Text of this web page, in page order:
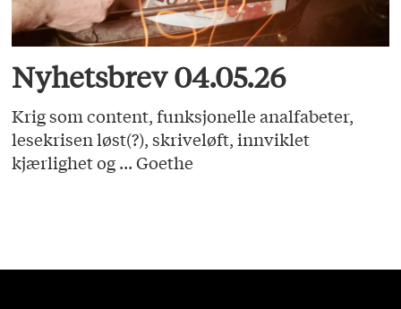
Nyhetsbrev 04.05.26
Krig som content, funksjonelle analfabeter,
lesekrisen løst(?), skriveløft, innviklet
kjærlighet og ... Goethe